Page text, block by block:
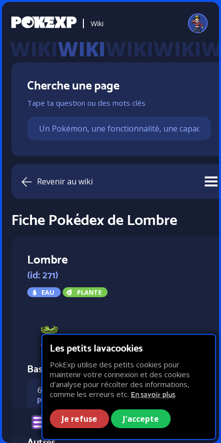
Wiki
WIKI
Cherche une page
Tape ta question ou des mots clés
Revenir au wiki
Fiche Pokédex de Lombre
Lombre
(id: 271)
EAU PLANTE
Bases statistiques
60
PV
55
60
Défense
50
Vitesse
Les petits lavacookies
PokExp utilise des petits cookies pour
maintenir votre connexion et des cookies
d'analyse pour récolter des informations,
comme les erreurs etc. En savoir plus.
Je refuse J'accepte